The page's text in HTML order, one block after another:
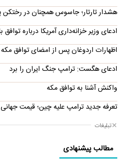
هشدار تارتار؛ جاسوس همچنان در
ادعای وزیر خزانه‌داری آمریکا درباره توافق
اظهارات اردوغان پس از امضای توافق مکه
ادعای هگست: ترامپ جنگ ایران را برد
واکنش آشنا به توافق مکه
تعرفه جدید ترامپ علیه چین؛ قیمت جهانی طلا ۶۰ دلار
تبلیغات
مطالب پیشنهادی